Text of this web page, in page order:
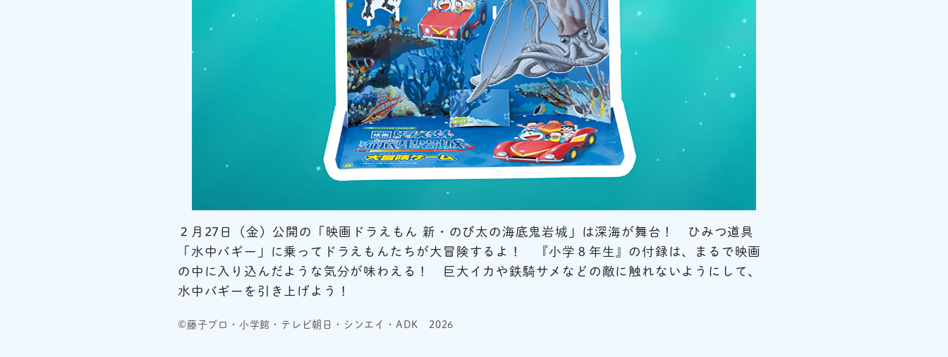
２月27日（金）公開の「映画ドラえもん 新・のび太の海底鬼岩城」は深海が舞台！ ひみつ道具
「水中バギー」に乗ってドラえもんたちが大冒険するよ！ 『小学８年生』の付録は、まるで映画
の中に入り込んだような気分が味わえる！ 巨大イカや鉄騎サメなどの敵に触れないようにして、
水中バギーを引き上げよう！
©藤子プロ・小学館・テレビ朝日・シンエイ・ADK 2026